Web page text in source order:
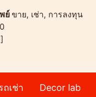
ย์ ขาย, เช่า, การลงทุน
ถเช่า Decor lab